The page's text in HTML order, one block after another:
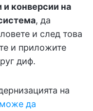
и конверсии на
, да
и след това
и приложите
диф.
на
да